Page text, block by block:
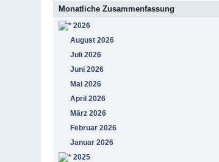
Monatliche Zusammenfassung
2026
August 2026
Juli 2026
Juni 2026
Mai 2026
April 2026
März 2026
Februar 2026
Januar 2026
2025